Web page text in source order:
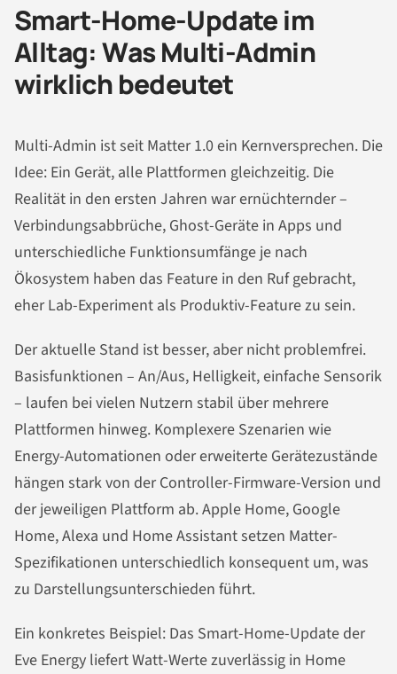
Smart-Home-Update im
Alltag: Was Multi-Admin
wirklich bedeutet
Multi-Admin ist seit Matter 1.0 ein Kernversprechen. Die
Idee: Ein Gerät, alle Plattformen gleichzeitig. Die
Realität in den ersten Jahren war ernüchternder –
Verbindungsabbrüche, Ghost-Geräte in Apps und
unterschiedliche Funktionsumfänge je nach
Ökosystem haben das Feature in den Ruf gebracht,
eher Lab-Experiment als Produktiv-Feature zu sein.
Der aktuelle Stand ist besser, aber nicht problemfrei.
Basisfunktionen – An/Aus, Helligkeit, einfache Sensorik
– laufen bei vielen Nutzern stabil über mehrere
Plattformen hinweg. Komplexere Szenarien wie
Energy-Automationen oder erweiterte Gerätezustände
hängen stark von der Controller-Firmware-Version und
der jeweiligen Plattform ab. Apple Home, Google
Home, Alexa und Home Assistant setzen Matter-
Spezifikationen unterschiedlich konsequent um, was
zu Darstellungsunterschieden führt.
Ein konkretes Beispiel: Das Smart-Home-Update der
Eve Energy liefert Watt-Werte zuverlässig in Home